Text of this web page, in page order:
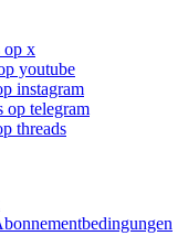
op x
youtube
instagram
op telegram
threads